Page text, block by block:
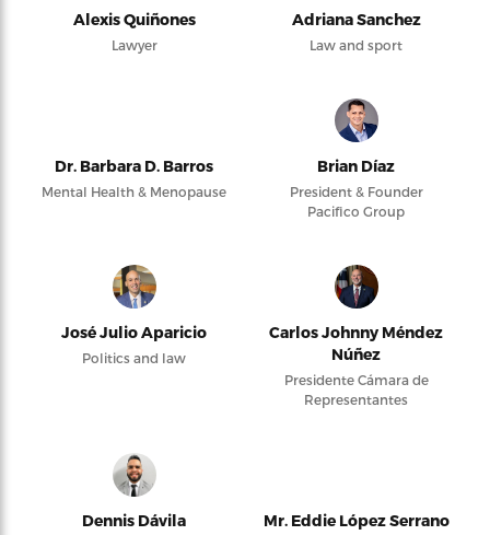
Alexis Quiñones
Lawyer
Adriana Sanchez
Law and sport
Dr. Barbara D. Barros
Mental Health & Menopause
Brian Díaz
President & Founder
Pacifico Group
José Julio Aparicio
Politics and law
Carlos Johnny Méndez
Núñez
Presidente Cámara de
Representantes
Dennis Dávila Mr. Eddie López Serrano